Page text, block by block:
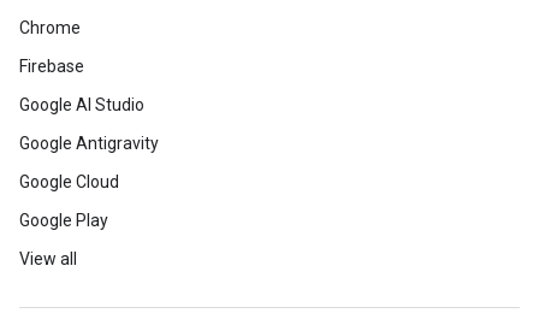
Chrome
Firebase
Google AI Studio
Google Antigravity
Google Cloud
Google Play
View all